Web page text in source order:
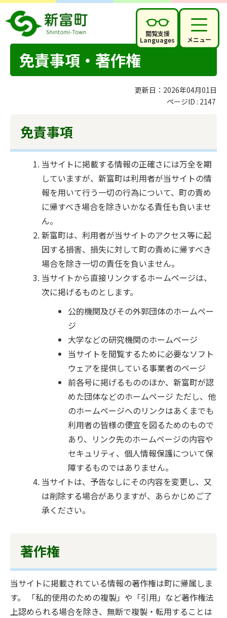
閲覧支援
Languages メニュー
免責事項・著作権
更新日：2026年04月01日
ページID : 2147
免責事項
当サイトに掲載する情報の正確さには万全を期
していますが、新富町は利用者が当サイトの情
報を用いて行う一切の行為について、町の責め
に帰すべき場合を除きいかなる責任も負いませ
ん。
新富町は、利用者が当サイトのアクセス等に起
因する損害、損失に対して町の責めに帰すべき
場合を除き一切の責任を負いません。
当サイトから直接リンクするホームページは、
次に掲げるものとします。
公的機関及びその外郭団体のホームペー
ジ
大学などの研究機関のホームページ
当サイトを閲覧するために必要なソフト
ウェアを提供している事業者のページ
前各号に掲げるもののほか、新富町が認
めた団体などのホームページ ただし、他
のホームページへのリンクはあくまでも
利用者の皆様の便宜を図るためのもので
あり、リンク先のホームページの内容や
セキュリティ、個人情報保護について保
障するものではありません。
当サイトは、予告なしにその内容を変更し、又
は削除する場合がありますが、あらかじめご了
承ください。
著作権
当サイトに掲載されている情報の著作権は町に帰属しま
す。 「私的使用のための複製」や「引用」など著作権法
上認められる場合を除き、無断で複製・転用することは